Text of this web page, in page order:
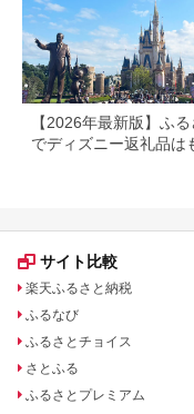
【2026年最新版】ふ
でディズニー返礼品は
サイト比較
楽天ふるさと納税
ふるなび
ふるさとチョイス
さとふる
ふるさとプレミアム